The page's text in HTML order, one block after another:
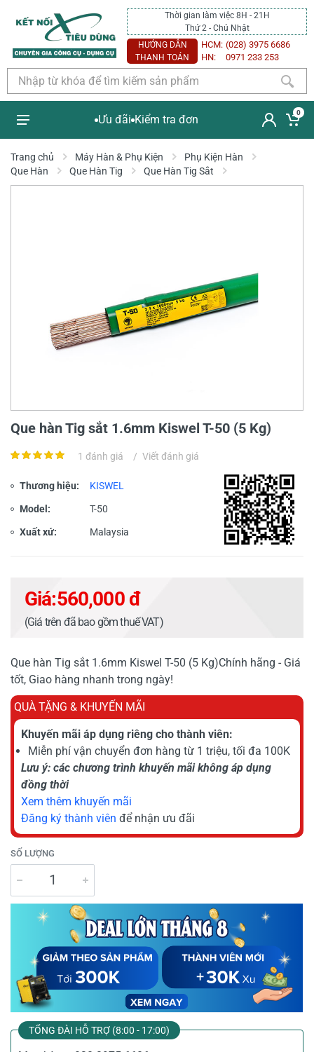
Thời gian làm việc 8H - 21H
Thứ 2 - Chủ Nhật
HƯỚNG DẪN
THANH TOÁN
HCM: (028) 3975 6686
HN:
0971 233 253
Ưu đãi Kiểm tra đơn
0
Trang chủ Máy Hàn & Phụ Kiện
Phụ Kiện Hàn
Que Hàn
Que Hàn Tig Que Hàn Tig Sắt
Que hàn Tig sắt 1.6mm Kiswel T-50 (5 Kg)
1 đánh giá / Viết đánh giá
Thương hiệu: KISWEL
Model: T-50
Xuất xứ: Malaysia
Giá:560,000 đ
(Giá trên đã bao gồm thuế VAT)
Que hàn Tig sắt 1.6mm Kiswel T-50 (5 Kg)Chính hãng - Giá
tốt, Giao hàng nhanh trong ngày!
QUÀ TẶNG & KHUYẾN MÃI
Khuyến mãi áp dụng riêng cho thành viên:
Miễn phí vận chuyển đơn hàng từ 1 triệu, tối đa 100K
Lưu ý: các chương trình khuyến mãi không áp dụng
đồng thời
Xem thêm khuyến mãi
Đăng ký thành viên để nhận ưu đãi
SỐ LƯỢNG
TỔNG ĐÀI HỖ TRỢ (8:00 - 17:00)